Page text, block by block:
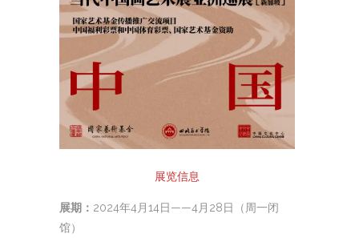
展览信息
展期： 2024年4月14日——4月28日（周一闭
馆）